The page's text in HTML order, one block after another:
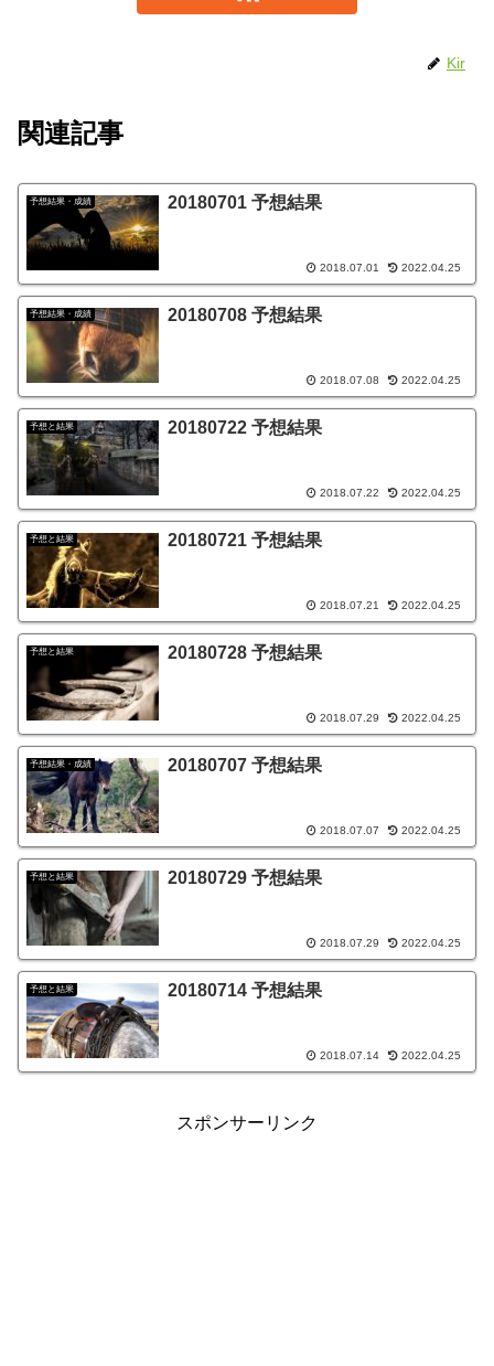
Kir
関連記事
予想結果・成績 20180701 予想結果
2018.07.01 2022.04.25
予想結果・成績 20180708 予想結果
2018.07.08 2022.04.25
予想と結果 20180722 予想結果
2018.07.22 2022.04.25
予想と結果 20180721 予想結果
2018.07.21 2022.04.25
予想と結果 20180728 予想結果
2018.07.29 2022.04.25
予想結果・成績 20180707 予想結果
2018.07.07 2022.04.25
予想と結果 20180729 予想結果
2018.07.29 2022.04.25
予想と結果 20180714 予想結果
2018.07.14 2022.04.25
スポンサーリンク